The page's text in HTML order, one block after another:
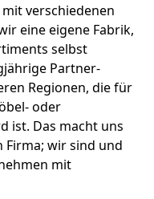
verschiedenen
eine eigene Fabrik,
selbst
Partner-
Regionen, die für
oder
ist. Das macht uns
Firma; wir sind und
mit